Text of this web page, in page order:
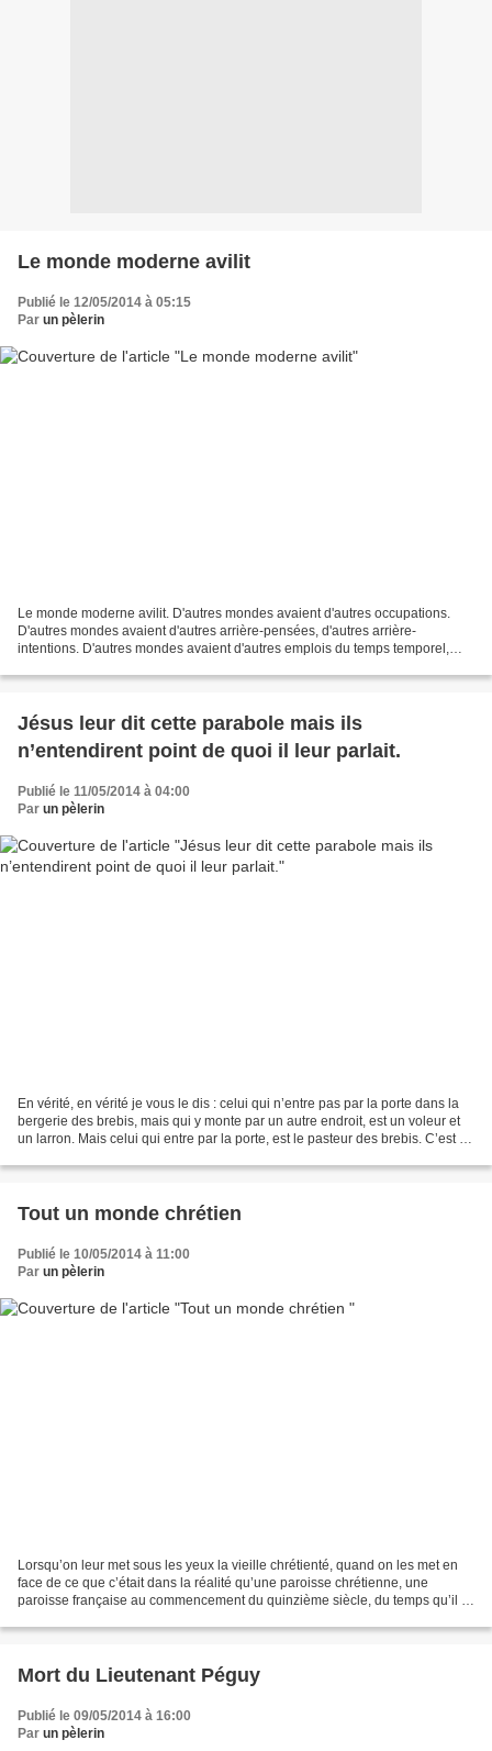
Le monde moderne avilit
Publié le 12/05/2014 à 05:15
Par un pèlerin
Le monde moderne avilit. D'autres mondes avaient d'autres occupations.
D'autres mondes avaient d'autres arrière-pensées, d'autres arrière-
intentions. D'autres mondes avaient d'autres emplois du temps temporel,
Jésus leur dit cette parabole mais ils
n’entendirent point de quoi il leur parlait.
Publié le 11/05/2014 à 04:00
Par un pèlerin
En vérité, en vérité je vous le dis : celui qui n’entre pas par la porte dans la
bergerie des brebis, mais qui y monte par un autre endroit, est un voleur et
un larron. Mais celui qui entre par la porte, est le pasteur des brebis. C’est à
Tout un monde chrétien
Publié le 10/05/2014 à 11:00
Par un pèlerin
Lorsqu’on leur met sous les yeux la vieille chrétienté, quand on les met en
face de ce que c’était dans la réalité qu’une paroisse chrétienne, une
paroisse française au commencement du quinzième siècle, du temps qu’il y
Mort du Lieutenant Péguy
Publié le 09/05/2014 à 16:00
Par un pèlerin